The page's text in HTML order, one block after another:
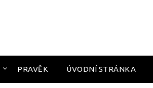
PRAVĚK ÚVODNÍ STRÁNKA